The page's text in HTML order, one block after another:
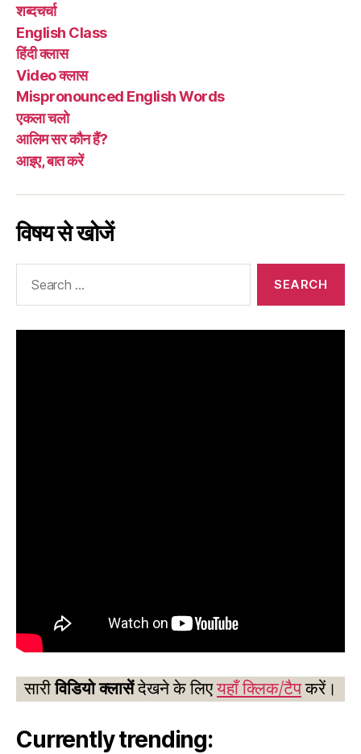
शब्दचर्चा
English Class
हिंदी क्लास
Video क्लास
Mispronounced English Words
एकला चलो
आलिम सर कौन हैं?
आइए, बात करें
विषय से खोजें
सारीविडियो क्लासेंदेखने के लिएयहाँ क्लिक/टैपकरें।
Currently trending: